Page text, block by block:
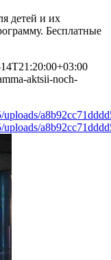
детей и их
Бесплатные
aktsii-noch-